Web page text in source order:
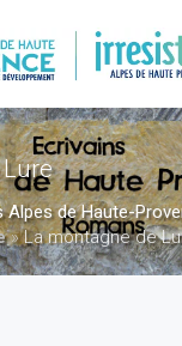
Alpes de Haute-
»La montagne de